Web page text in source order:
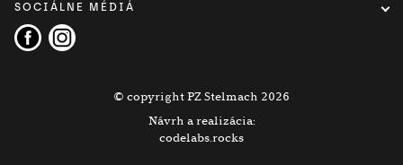
SOCIÁLNE MÉDIÁ
© copyright PZ Stelmach 2026
Návrh a realizácia:
codelabs.rocks